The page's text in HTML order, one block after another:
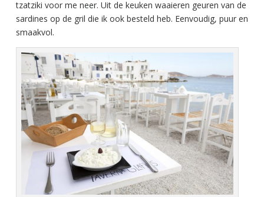
tzatziki voor me neer. Uit de keuken waaieren geuren van de
sardines op de gril die ik ook besteld heb. Eenvoudig, puur en
smaakvol.